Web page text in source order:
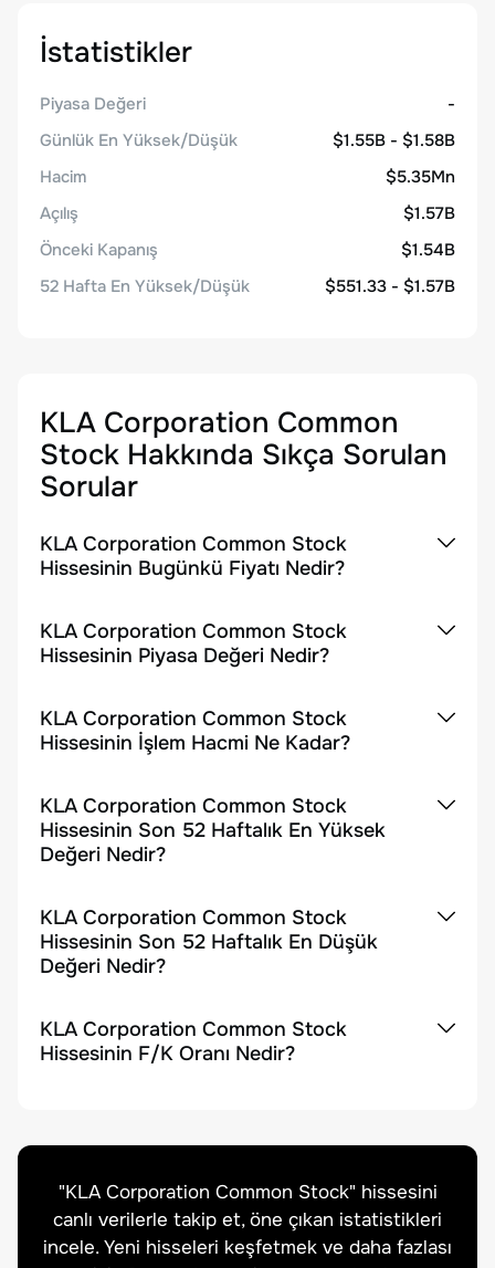
İstatistikler
Piyasa Değeri
-
Günlük En Yüksek/Düşük
$1.55B - $1.58B
Hacim
$5.35Mn
Açılış
$1.57B
Önceki Kapanış
$1.54B
52 Hafta En Yüksek/Düşük
$551.33 - $1.57B
KLA Corporation Common
Stock Hakkında Sıkça Sorulan
Sorular
KLA Corporation Common Stock
Hissesinin Bugünkü Fiyatı Nedir?
KLA Corporation Common Stock
Hissesinin Piyasa Değeri Nedir?
KLA Corporation Common Stock
Hissesinin İşlem Hacmi Ne Kadar?
KLA Corporation Common Stock
Hissesinin Son 52 Haftalık En Yüksek
Değeri Nedir?
KLA Corporation Common Stock
Hissesinin Son 52 Haftalık En Düşük
Değeri Nedir?
KLA Corporation Common Stock
Hissesinin F/K Oranı Nedir?
"KLA Corporation Common Stock" hissesini
canlı verilerle takip et, öne çıkan istatistikleri
incele. Yeni hisseleri keşfetmek ve daha fazlası